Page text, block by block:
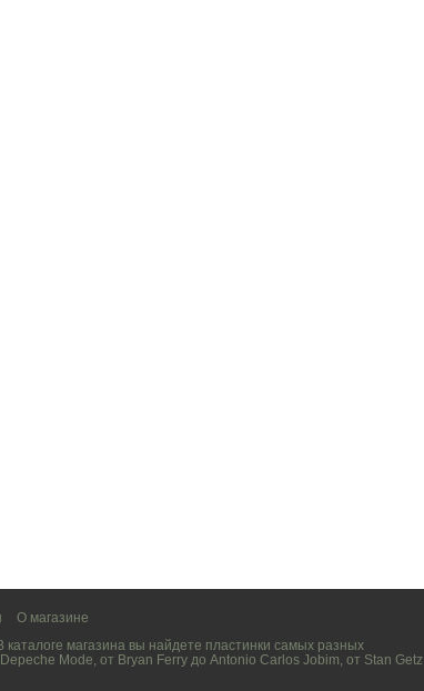
О магазине
каталоге магазина вы найдете пластинки самых разных
Depeche Mode, от Bryan Ferry до Antonio Carlos Jobim, от Stan Getz